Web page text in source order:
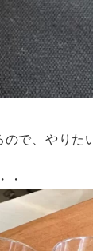
で、やりた
・